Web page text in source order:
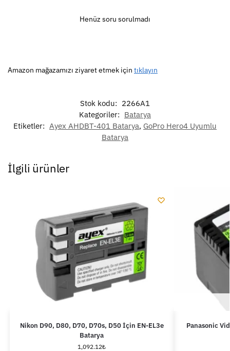
Henüz soru sorulmadı
Amazon mağazamızı ziyaret etmek için tıklayın
Stok kodu: 2266A1
Kategoriler: Batarya
Etiketler: Ayex AHDBT-401 Batarya, GoPro Hero4 Uyumlu
Batarya
İlgili ürünler
Nikon D90, D80, D70, D70s, D50 İçin EN-EL3e
Batarya
1,092.12₺
Panasonic